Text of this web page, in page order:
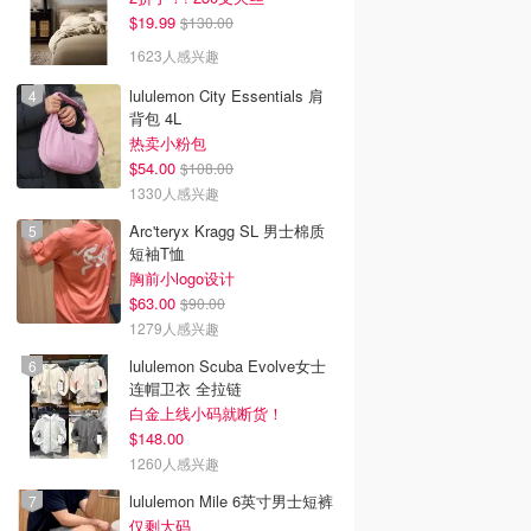
季》终于回归！
$19.99 $130.00
1623人感兴趣
lululemon City Essentials 肩
背包 4L
热卖小粉包
$54.00 $108.00
1330人感兴趣
Arc'teryx Kragg SL 男士棉质
短袖T恤
胸前小logo设计
$63.00 $90.00
1279人感兴趣
lululemon Scuba Evolve女士
连帽卫衣 全拉链
白金上线小码就断货！
$148.00
1260人感兴趣
lululemon Mile 6英寸男士短裤
仅剩大码